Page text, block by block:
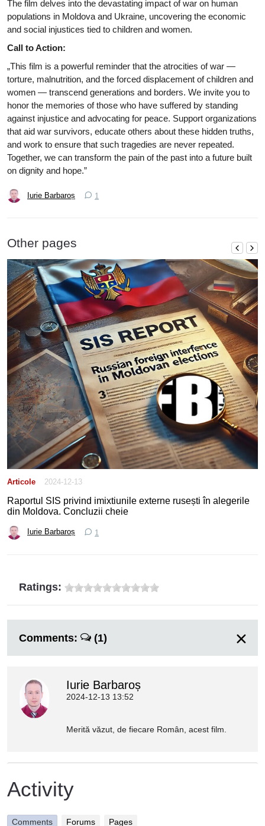
The film delves into the devastating impact of war on human
populations in Moldova and Ukraine, uncovering the economic
and social injustices tied to children and women.
Call to Action:
„This film is a powerful reminder that the atrocities of war —
torture, malnutrition, and the forced displacement of children and
women — transcend generations and borders. We invite you to
honor the memories of those who have suffered by standing
against injustice and advocating for peace. Support organizations
that aid war survivors, educate others about these hidden truths,
and work to ensure that such tragedies are never repeated.
Together, we can transform the pain of the past into a future built
on dignity and hope.”
Call to Action:
honor the memories of those who have suffered by standing
against injustice and advocating for peace. Support organizations
that aid war survivors, educate others about these hidden truths,
and work to ensure that such tragedies are never repeated.
Together, we can transform the pain of the past into a future built
on dignity and hope.”
Iurie Barbaroș 1
Other pages
Articole 2024-12-13
Raportul SIS privind imixtiunile externe rusești în alegerile
din Moldova. Concluzii cheie
Iurie Barbaroș 1
Ratings:
Comments: (1)
Iurie Barbaroș
2024-12-13 13:52
Merită văzut, de fiecare Român, acest film.
Activity
Comments Forums Pages